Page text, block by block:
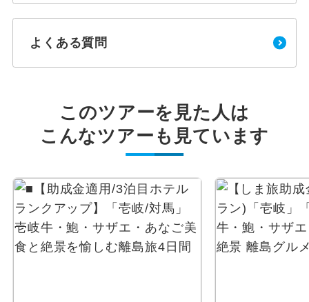
よくある質問
このツアーを見た人は
こんなツアーも見ています